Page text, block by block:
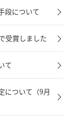
段について
受賞しました
て
について（9月